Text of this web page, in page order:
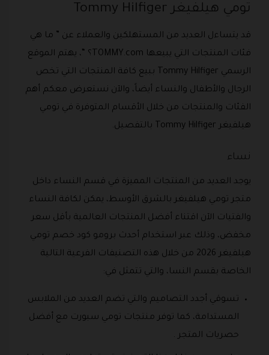
تومي هيلفيغر Tommy Hilfiger
قد يتساءل العديد من المستهلكين والعملاء عن ” ما هي
فئات المنتجات التي يبيعها TOMMY.com؟ “، يهتم الموقع
الرسمي Tommy Hilfiger ببيع كافة المنتجات التي تخص
الرجال والأطفال والنساء أيضاً، والآن نستعرض معكم أهم
الفئات والمنتجات من خلال الأقسام المتوفرة في تومي
هيلفيغر Tommy Hilfiger بالتفصيل.
نساء
يوجد العديد من المنتجات المميزة في قسم النساء داخل
متجر تومي هيلفيغر بالشرق الأوسط، يمكن لكافة النساء
والفتيات الآن اقتناء أفضل المنتجات العالمية بأقل سعر
مخفض، وذلك عبر استخدام أحدث برومو كود خصم تومي
هيلفيغر 2026 من خلال هذه التصنيفات الفرعية التالية
الخاصة بقسم النسا، والتي تتمثل في:
تسوقي أجدد التصاميم والتي تضم العديد من الملابس
المستدامة، كما توفر منتجات تومي سبورت مع أفضل
حصريات المتجر .